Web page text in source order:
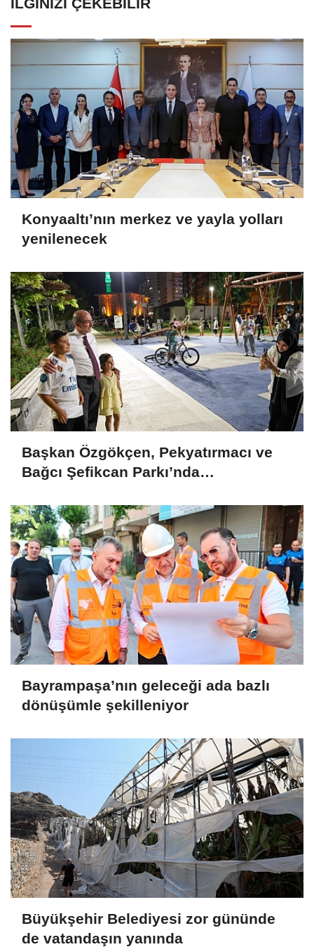
İLGINIZI ÇEKEBILIR
Konyaaltı’nın merkez ve yayla yolları
yenilenecek
Başkan Özgökçen, Pekyatırmacı ve
Bağcı Şefikcan Parkı’nda
Bayrampaşa’nın geleceği ada bazlı
dönüşümle şekilleniyor
Büyükşehir Belediyesi zor gününde
de vatandaşın yanında